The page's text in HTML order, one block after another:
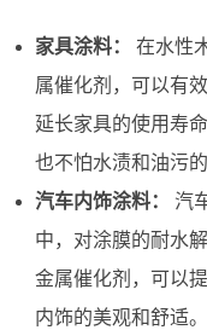
家具涂料：
在水性
属催化剂，可以有
延长家具的使用寿
也不怕水渍和油污
汽车内饰涂料：
汽
中，对涂膜的耐水
金属催化剂，可以
内饰的美观和舒适